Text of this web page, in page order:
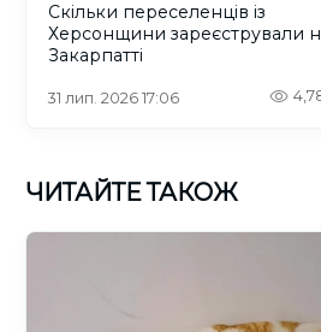
Скільки переселенців із
Херсонщини зареєстрували
Закарпатті
31 лип. 2026 17:06
ЧИТАЙТЕ ТАКОЖ